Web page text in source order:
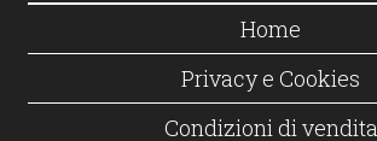
Home
Privacy e Cookies
Condizioni di vendita